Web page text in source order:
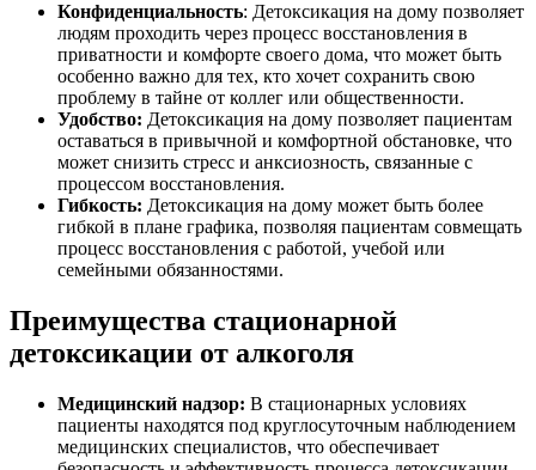
Конфиденциальность: Детоксикация на дому позволяет
людям проходить через процесс восстановления в
приватности и комфорте своего дома, что может быть
особенно важно для тех, кто хочет сохранить свою
проблему в тайне от коллег или общественности.
Удобство: Детоксикация на дому позволяет пациентам
оставаться в привычной и комфортной обстановке, что
может снизить стресс и анксиозность, связанные с
процессом восстановления.
Гибкость: Детоксикация на дому может быть более
гибкой в плане графика, позволяя пациентам совмещать
процесс восстановления с работой, учебой или
семейными обязанностями.
Преимущества стационарной
детоксикации от алкоголя
Медицинский надзор: В стационарных условиях
пациенты находятся под круглосуточным наблюдением
медицинских специалистов, что обеспечивает